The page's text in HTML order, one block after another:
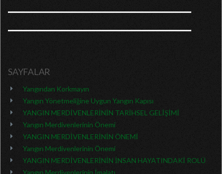
SAYFALAR
Yangından Korkmayın
Yangın Yönetmeliğine Uygun Yangın Kapısı
YANGIN MERDİVENLERİNİN TARİHSEL GELİŞİMİ
Yangın Merdivenlerinin Önemi
YANGIN MERDİVENLERİNİN ÖNEMİ
Yangın Merdivenlerinin Önemi
YANGIN MERDİVENLERİNİN İNSAN HAYATINDAKİ ROLÜ
Yangın Merdivenlerinin İmalatı